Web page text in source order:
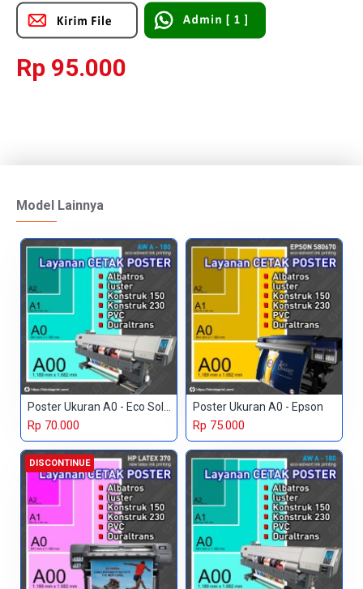
Rp 95.000
Model Lainnya
Poster Ukuran A0 - Eco Solvent
Rp 70.000
Poster Ukuran A0 - Epson
Rp 75.000
DISCONTINUE